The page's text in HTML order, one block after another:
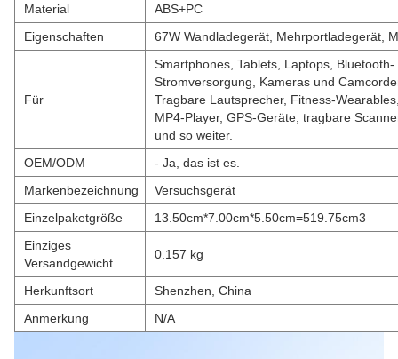
Material
ABS+PC
Eigenschaften
67W Wandladegerät, Mehrportladegerät,
Für
Smartphones, Tablets, Laptops,
Stromversorgung, Kameras und
Tragbare Lautsprecher, Fitness-
MP4-Player, GPS-Geräte, tragbare
und so weiter.
OEM/ODM
- Ja, das ist es.
Markenbezeichnung
Versuchsgerät
Einzelpaketgröße
13.50cm*7.00cm*5.50cm=519.75cm3
Einziges
Versandgewicht
0.157 kg
Herkunftsort
Shenzhen, China
Anmerkung
N/A